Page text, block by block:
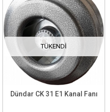
TÜKENDI
Dündar CK 31 E1 Kanal Fanı